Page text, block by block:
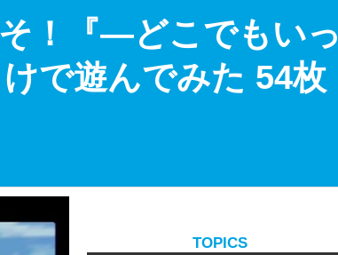
！『―どこでもいっ
で遊んでみた 54枚
TOPICS